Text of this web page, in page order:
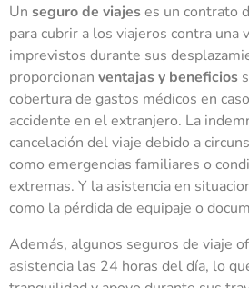
Un seguro de viajeses un contrato
para cubrir a los viajeros contra una
imprevistos durante sus
proporcionan ventajas y beneficios
cobertura de gastos médicos en
accidente en el extranjero. La
cancelación del viaje debido a
como emergencias familiares o
extremas. Y la asistencia en
como la pérdida de equipaje o
Además, algunos seguros de viaje
asistencia las 24 horas del día, lo